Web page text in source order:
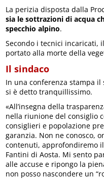
La perizia disposta dalla
sia le sottrazioni di acqua
specchio alpino.
Secondo i tecnici incaricati,
portato alla morte della
Il sindaco
In una conferenza stampa il
si è detto tranquillissimo.
«All’insegna della
nella riunione del consiglio
consiglieri e popolazione
garanzia. Non ne conosco,
contenuti, approfondiremo
Fantini di Aosta. Mi sento
alle accuse e ripongo la
non posso nascondere un